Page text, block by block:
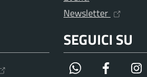
Newsletter
SEGUICI SU
WhatsApp Facebook